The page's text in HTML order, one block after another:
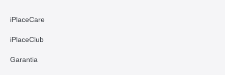
iPlaceCare
iPlaceClub
Garantia